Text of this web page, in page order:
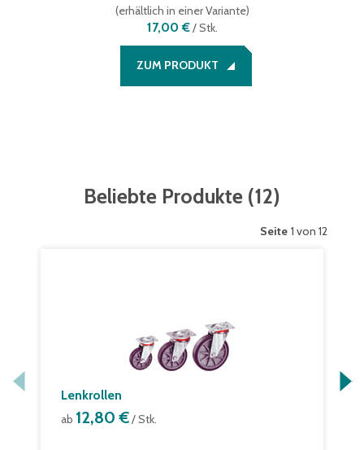
(erhältlich in einer Variante)
17,00 €/Stk.
ZUM PRODUKT
Beliebte Produkte (12)
Seite 1 von 12
Lenkrollen
ab 12,80 €/ Stk.